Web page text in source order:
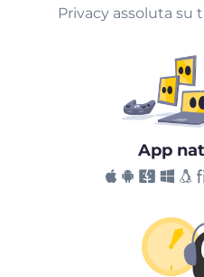
Privacy assoluta
App